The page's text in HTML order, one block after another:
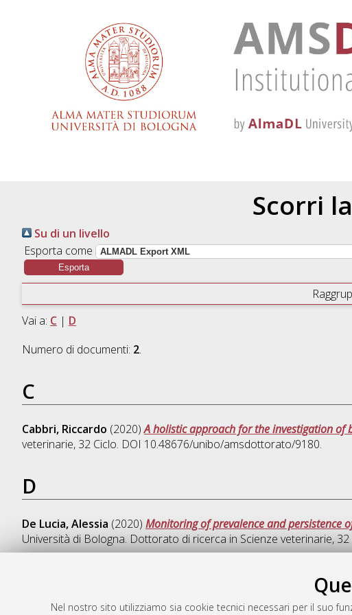
Nel nostro sito utilizziamo sia cookie tecnici necessari per il suo
Scorri
Su di un livello
Esporta come
Vai a: C| D
Numero di documenti: 2.
C
Cabbri, Riccardo (2020)A holistic approach for the investigation of
veterinarie, 32 Ciclo. DOI 10.48676/unibo/amsdottorato/9180.
D
De Lucia, Alessia (2020) Monitoring of prevalence and persistence
Università di Bologna. Dottorato di ricerca in Scienze veterinarie,
AMS Dottorato